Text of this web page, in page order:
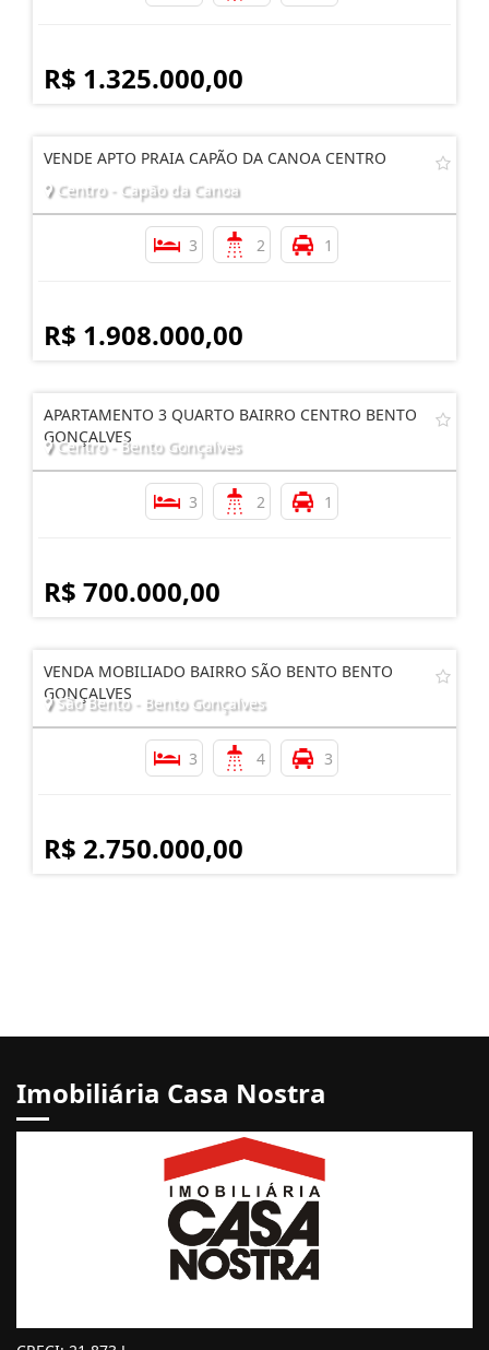
R$ 1.325.000,00
VENDE APTO PRAIA CAPÃO DA CANOA CENTRO
Centro - Capão da Canoa
3 2 1
R$ 1.908.000,00
APARTAMENTO 3 QUARTO BAIRRO CENTRO BENTO
GONÇALVES
Centro - Bento Gonçalves
3 2 1
R$ 700.000,00
VENDA MOBILIADO BAIRRO SÃO BENTO BENTO
GONÇALVES
São Bento - Bento Gonçalves
3 4 3
R$ 2.750.000,00
Imobiliária Casa Nostra